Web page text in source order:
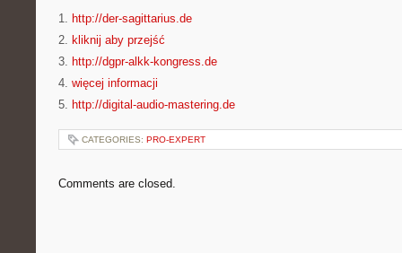
1. http://der-sagittarius.de
2. kliknij aby przejść
3. http://dgpr-alkk-kongress.de
4. więcej informacji
5. http://digital-audio-mastering.de
CATEGORIES: PRO-EXPERT
Comments are closed.